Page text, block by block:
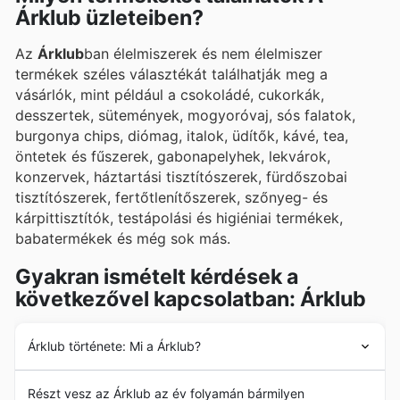
megtalálják az Árklub heti akciós újságaiban,
vonzó ajánlatokkal és promóciókkal várják a
vásárlókat.
Árklub üzleteiben?
Az Árklubban élelmiszerek és nem élelmiszer
termékek széles választékát találhatják meg a
vásárlók, mint például a csokoládé, cukorkák,
desszertek, sütemények, mogyoróvaj, sós falatok,
burgonya chips, diómag, italok, üdítők, kávé, tea,
öntetek és fűszerek, gabonapelyhek, lekvárok,
konzervek, háztartási tisztítószerek, fürdőszobai
tisztítószerek, fertőtlenítőszerek, szőnyeg- és
kárpittisztítók, testápolási és higiéniai termékek,
babatermékek és még sok más.
Gyakran ismételt kérdések a
következővel kapcsolatban: Árklub
Árklub története: Mi a Árklub?
története 1994-ben kezdődött a
Részt vesz az Árklub az év folyamán bármilyen